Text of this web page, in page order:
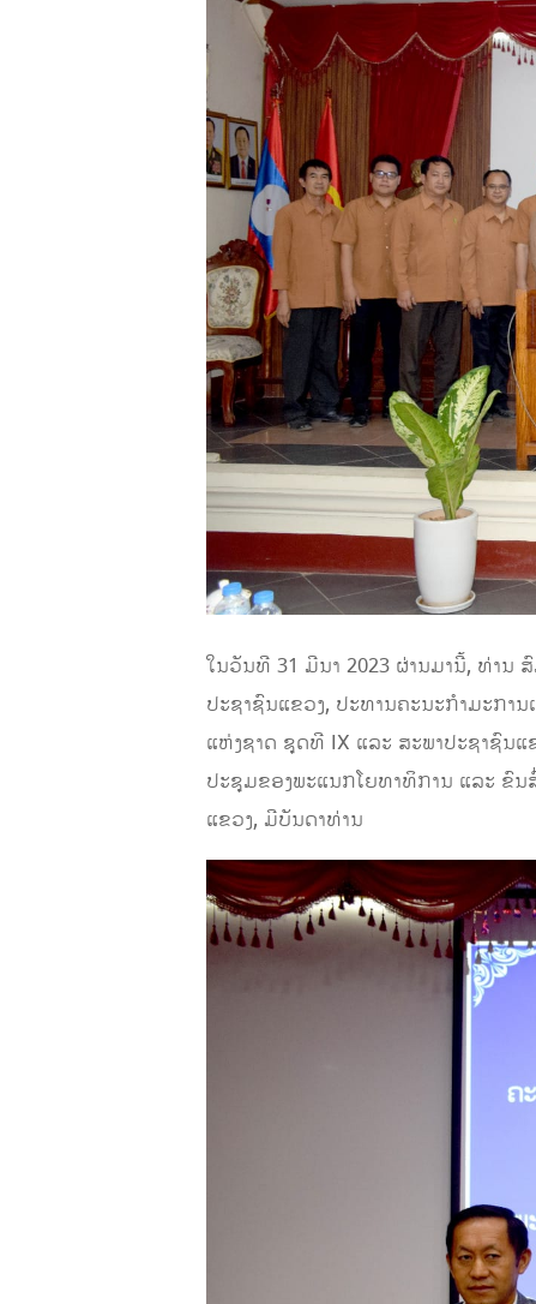
ໃນວັນທີ 31 ມີນາ 2023 ຜ່ານມານີ້, ທ່ານ
ປະຊາຊົນແຂວງ, ປະທານຄະນະກຳມະການ
ແຫ່ງຊາດ ຊຸດທີ IX ແລະ ສະພາປະຊາຊົນ
ປະຊຸມຂອງພະແນກໂຍທາທິການ ແລະ ຂົນ
ແຂວງ, ມີບັນດາທ່ານ